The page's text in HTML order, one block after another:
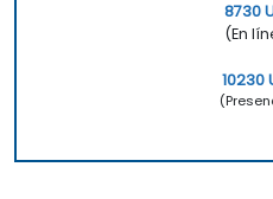
8730
(En
10230